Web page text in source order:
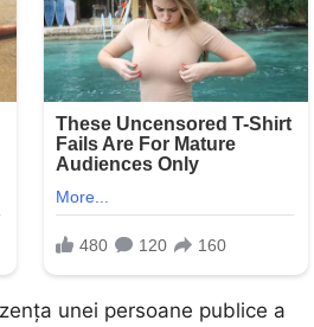
unei persoane publice a